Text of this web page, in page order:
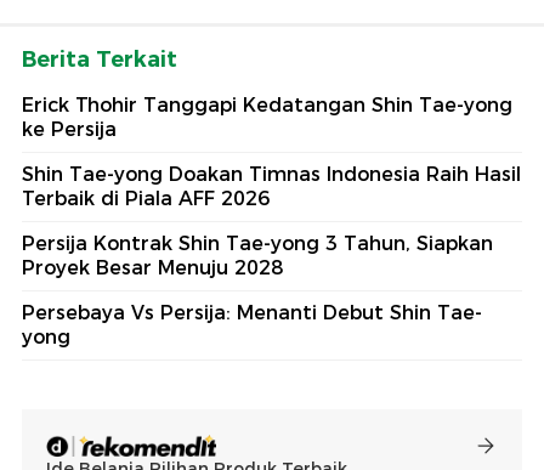
Berita Terkait
Erick Thohir Tanggapi Kedatangan Shin Tae-yong
ke Persija
Shin Tae-yong Doakan Timnas Indonesia Raih Hasil
Terbaik di Piala AFF 2026
Persija Kontrak Shin Tae-yong 3 Tahun, Siapkan
Proyek Besar Menuju 2028
Persebaya Vs Persija: Menanti Debut Shin Tae-
yong